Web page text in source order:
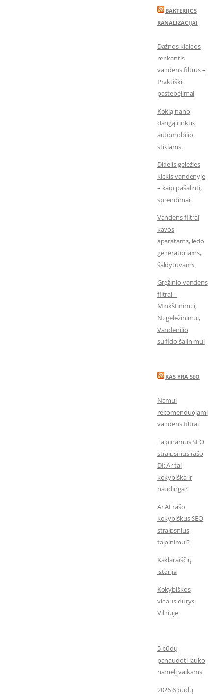
BAKTERIJOS
KANALIZACIJAI
Dažnos klaidos
renkantis
vandens filtrus –
Praktiški
pastebėjimai
Kokią nano
dangą rinktis
automobilio
stiklams
Didelis geležies
kiekis vandenyje
– kaip pašalinti,
sprendimai
Vandens filtrai
kavos
aparatams, ledo
generatoriams,
šaldytuvams
Gręžinio vandens
filtrai –
Minkštinimui,
Nugeležinimui,
Vandenilio
sulfido šalinimui
KAS YRA SEO
Namui
rekomenduojami
vandens filtrai
Talpinamus SEO
straipsnius rašo
DI: Ar tai
kokybiška ir
naudinga?
Ar AI rašo
kokybiškus SEO
straipsnius
talpinimui?
Kaklaraiščių
istorija
Kokybiškos
vidaus durys
Vilniuje
5 būdų
panaudoti lauko
namelį vaikams
2026 6 būdų